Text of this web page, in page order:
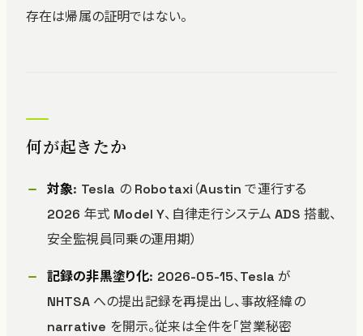
存在は帰属の証明ではない。
何が起きたか
対象: Tesla の Robotaxi（Austin で運行する
2026 年式 Model Y、自律走行システム ADS 搭載、
安全監視員同乗の運用期）
記録の非黒塗り化: 2026-05-15、Tesla が
NHTSA への提出記録を再提出し、事故経緯の
narrative を開示。従来は全件を「営業秘密